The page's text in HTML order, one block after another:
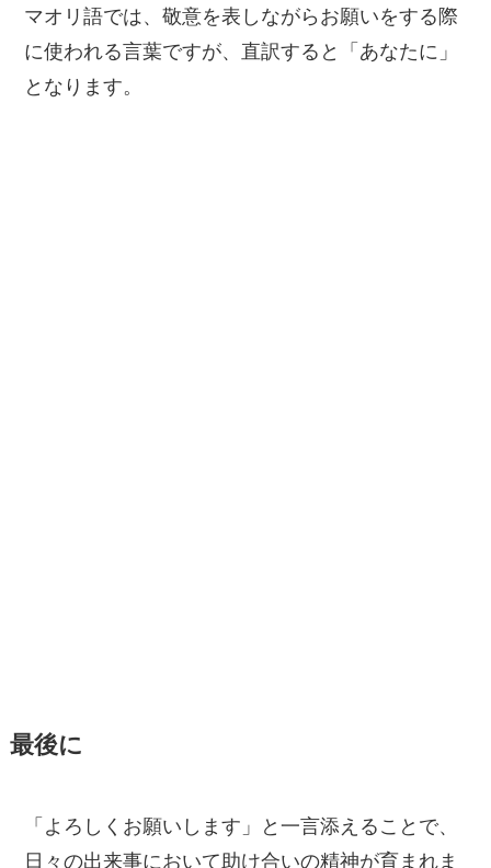
マオリ語では、敬意を表しながらお願いをする際
に使われる言葉ですが、直訳すると「あなたに」
となります。
最後に
「よろしくお願いします」と一言添えることで、
日々の出来事において助け合いの精神が育まれま